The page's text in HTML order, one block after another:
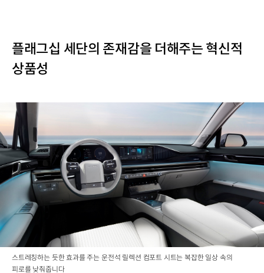
플래그십 세단의 존재감을 더해주는 혁신적
상품성
스트레칭하는 듯한 효과를 주는 운전석 릴렉션 컴포트 시트는 복잡한 일상 속의
피로를 낮춰줍니다